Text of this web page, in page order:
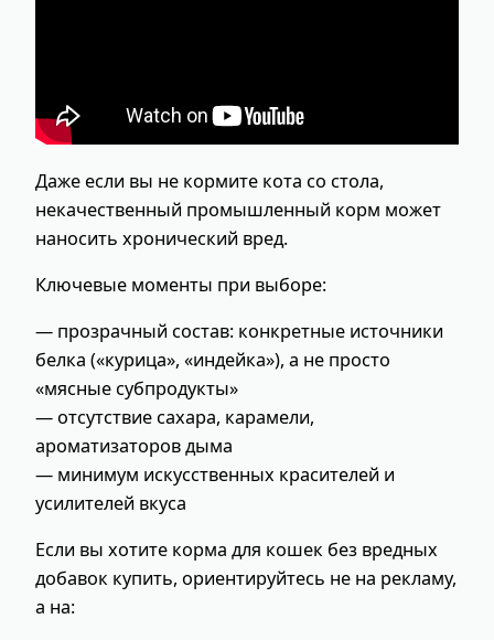
Даже если вы не кормите кота со стола,
некачественный промышленный корм может
наносить хронический вред.
Ключевые моменты при выборе:
— прозрачный состав: конкретные источники
белка («курица», «индейка»), а не просто
«мясные субпродукты»
— отсутствие сахара, карамели,
ароматизаторов дыма
— минимум искусственных красителей и
усилителей вкуса
Если вы хотите корма для кошек без вредных
добавок купить, ориентируйтесь не на рекламу,
а на: